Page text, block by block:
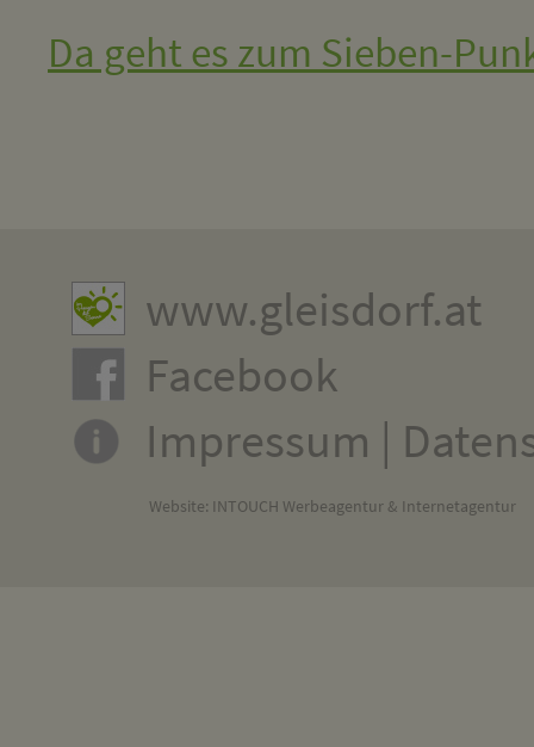
Da geht es zum Sieben-
www.gleisdorf.at
Facebook
Impressum |
Website: INTOUCH Werbeagentur & Internetagentur